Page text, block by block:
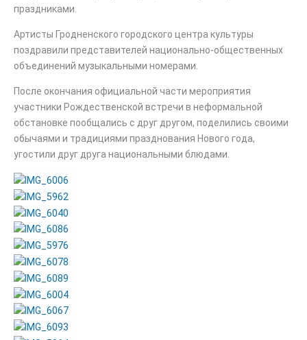
праздниками.
Артисты Гродненского городского центра культуры
поздравили представителей национально-общественных
объединений музыкальными номерами.
После окончания официальной части мероприятия
участники Рождественской встречи в неформальной
обстановке пообщались с друг другом, поделились своими
обычаями и традициями празднования Нового года,
угостили друг друга национальными блюдами.